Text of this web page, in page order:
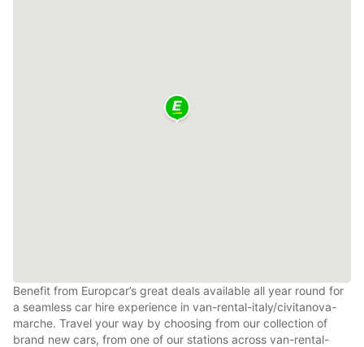
Benefit from Europcar’s great deals available all year round for
a seamless car hire experience in van-rental-italy/civitanova-
marche. Travel your way by choosing from our collection of
brand new cars, from one of our stations across van-rental-